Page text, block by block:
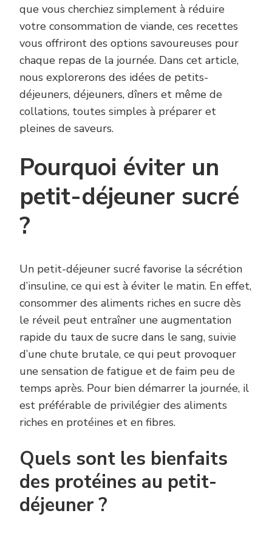
que vous cherchiez simplement à réduire
votre consommation de viande, ces recettes
vous offriront des options savoureuses pour
chaque repas de la journée. Dans cet article,
nous explorerons des idées de petits-
déjeuners, déjeuners, dîners et même de
collations, toutes simples à préparer et
pleines de saveurs.
Pourquoi éviter un
petit-déjeuner sucré
?
Un petit-déjeuner sucré favorise la sécrétion
d’insuline, ce qui est à éviter le matin. En effet,
consommer des aliments riches en sucre dès
le réveil peut entraîner une augmentation
rapide du taux de sucre dans le sang, suivie
d’une chute brutale, ce qui peut provoquer
une sensation de fatigue et de faim peu de
temps après. Pour bien démarrer la journée, il
est préférable de privilégier des aliments
riches en protéines et en fibres.
Quels sont les bienfaits
des protéines au petit-
déjeuner ?